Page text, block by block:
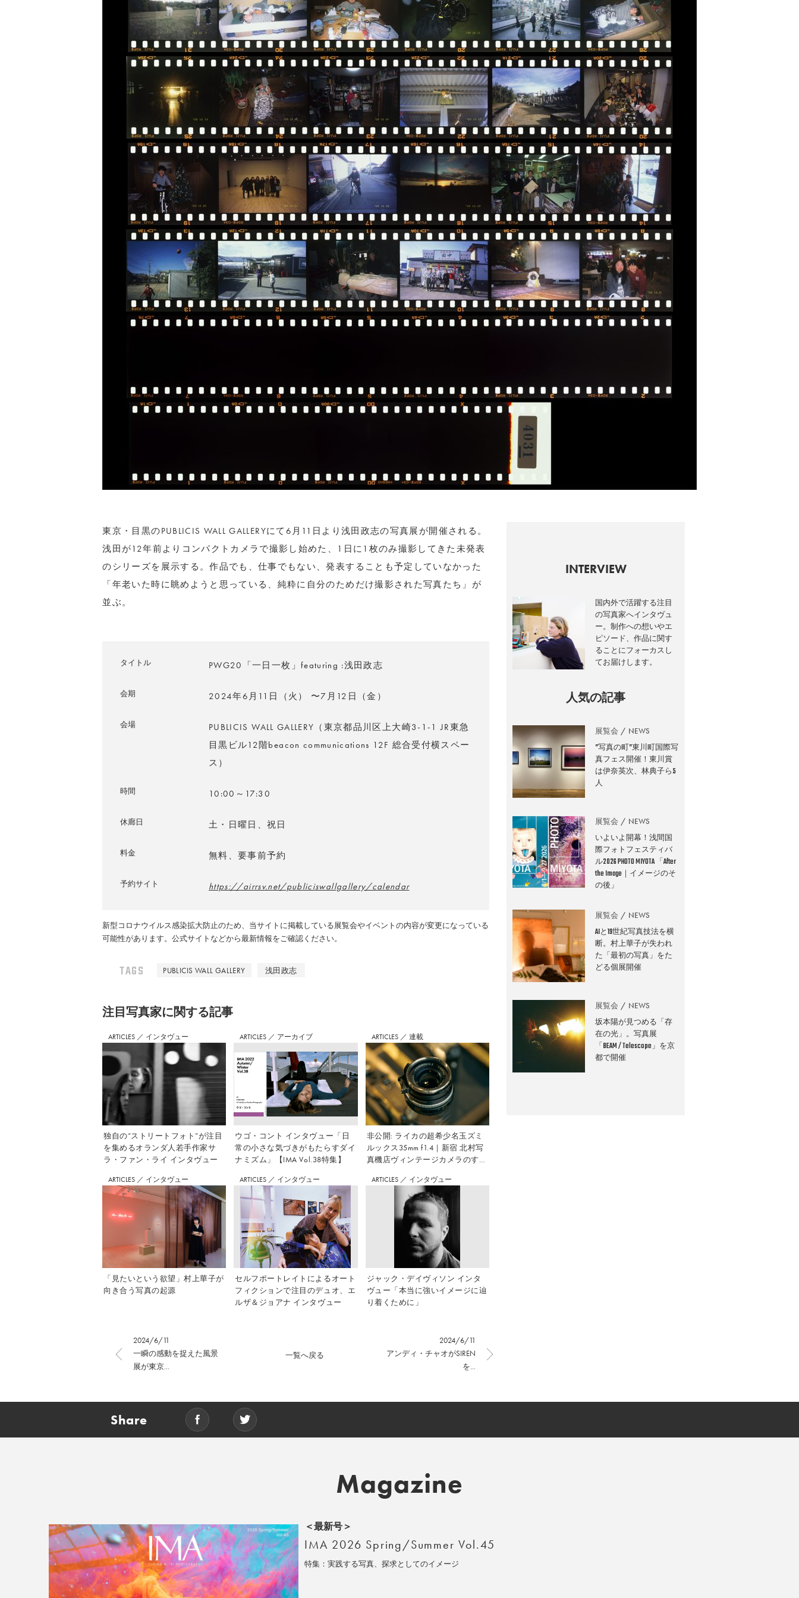
東京・目黒のPUBLICIS WALL GALLERYにて6月11日より浅田政志の写真展が開催される。
浅田が12年前よりコンパクトカメラで撮影し始めた、1日に1枚のみ撮影してきた未発表
のシリーズを展示する。作品でも、仕事でもない、発表することも予定していなかった
「年老いた時に眺めようと思っている、純粋に自分のためだけ撮影された写真たち」が
並ぶ。
タイトル PWG20「一日一枚」featuring :浅田政志
会期 2024年6月11日（火） 〜7月12日（金）
会場
PUBLICIS WALL GALLERY（東京都品川区上大崎3-1-1 JR東急
目黒ビル12階beacon communications 12F 総合受付横スペー
ス）
時間 10:00～17:30
休廊日 土・日曜日、祝日
料金 無料、要事前予約
予約サイト https://airrsv.net/publiciswallgallery/calendar
新型コロナウイルス感染拡大防止のため、当サイトに掲載している展覧会やイベントの内容が変更になっている
可能性があります。公式サイトなどから最新情報をご確認ください。
TAGS PUBLICIS WALL GALLERY 浅田政志
注⽬写真家に関する記事
ARTICLES ／ インタヴュー
独自の“ストリートフォト”が注目
を集めるオランダ人若手作家サ
ラ・ファン・ライ インタヴュー
ARTICLES ／ アーカイブ
ウゴ・コント インタヴュー「日
常の小さな気づきがもたらすダイ
ナミズム」【IMA Vol.38特集】
ARTICLES ／ 連載
非公開: ライカの超希少名玉ズミ
ルックス35mm f1.4｜新宿 北村写
真機店ヴィンテージカメラのすす
ARTICLES ／ インタヴュー
「見たいという欲望」村上華子が
向き合う写真の起源
ARTICLES ／ インタヴュー
セルフポートレイトによるオート
フィクションで注目のデュオ、エ
ルザ＆ジョアナ インタヴュー
ARTICLES ／ インタヴュー
ジャック・デイヴィソン インタ
ヴュー「本当に強いイメージに辿
り着くために」
2024/6/11
一瞬の感動を捉えた風景
展が東京...
2024/6/11
アンディ・チャオがSIREN
を...
一覧へ戻る
INTERVIEW
国内外で活躍する注目
の写真家へインタヴュ
ー。制作への想いやエ
ピソード、作品に関す
ることにフォーカスし
てお届けします。
人気の記事
展覧会 NEWS
”写真の町”東川町国際写
真フェス開催！東川賞
は伊奈英次、林典子ら5
人
展覧会 NEWS
いよいよ開幕！浅間国
際フォトフェスティバ
ル2026 PHOTO MIYOTA 「After
the Image｜イメージのそ
の後」
展覧会 NEWS
AIと19世紀写真技法を横
断。村上華子が失われ
た「最初の写真」をた
どる個展開催
展覧会 NEWS
坂本陽が見つめる「存
在の光」。写真展
「BEAM / Telescope」を京
都で開催
Share
Magazine
＜最新号＞
IMA 2026 Spring/Summer Vol.45
特集：実践する写真、探求としてのイメージ